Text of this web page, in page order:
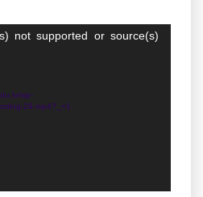
not supported or source(s)
wp-
29.mp4?_=1